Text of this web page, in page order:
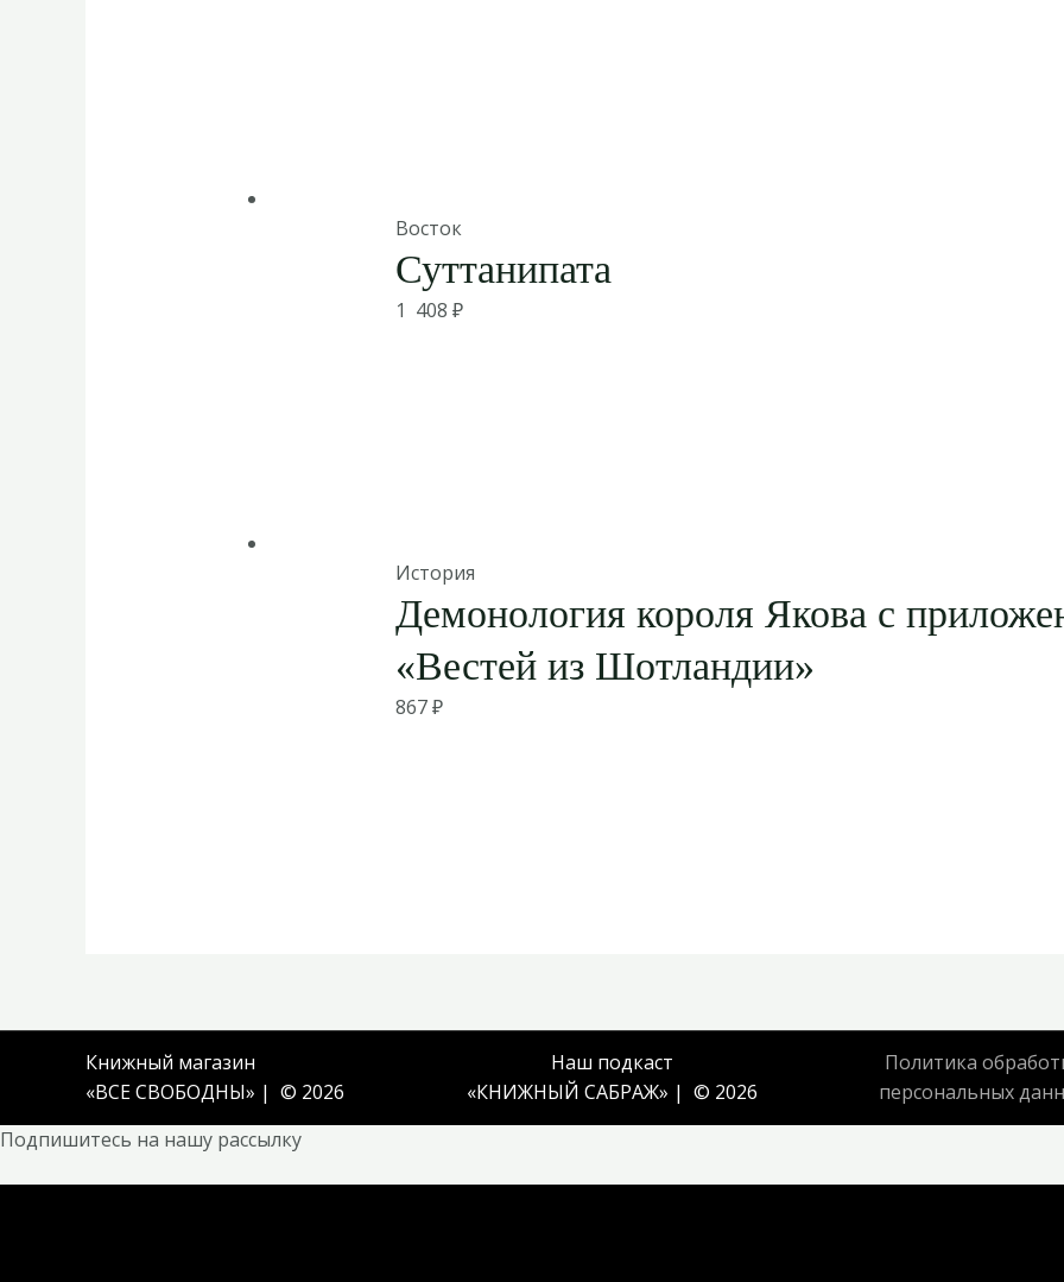
Восток
Суттанипата
1 408₽
История
Демонология короля Якова с
«Вестей из Шотландии»
867₽
Книжный магазин
«ВСЕ СВОБОДНЫ» | © 2026
Наш подкаст
«КНИЖНЫЙ САБРАЖ» | © 2026
Политика
персональных
Подпишитесь на нашу рассылку